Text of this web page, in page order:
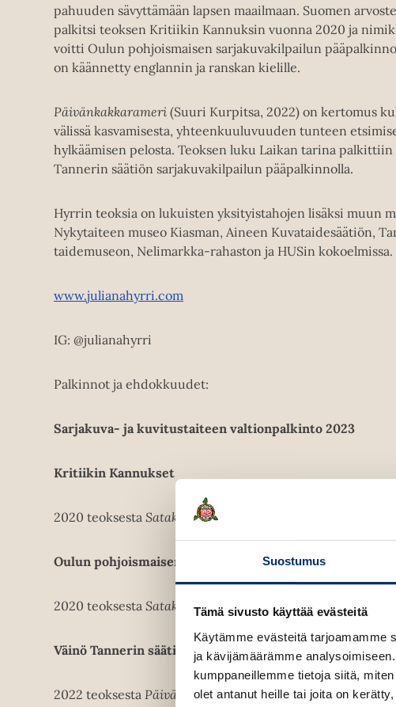
Suostumus
Tämä sivusto käyttää evästeitä
Käytämme evästeitä tarjoamamme
ja kävijämäärämme
kumppaneillemme tietoja siitä,
olet antanut heille tai joita on
pahuuden sävyttämään lapsen maailmaan. Suomen
palkitsi teoksen Kritiikin Kannuksin vuonna 2020 ja
voitti Oulun pohjoismaisen sarjakuvakilpailun
on käännetty englannin ja ranskan kielille.
Päivänkakkarameri (Suuri Kurpitsa, 2022) on kertomus
välissä kasvamisesta, yhteenkuuluvuuden tunteen
hylkäämisen pelosta. Teoksen luku Laikan tarina palkittiin
Tannerin säätiön sarjakuvakilpailun pääpalkinnolla.
Hyrrin teoksia on lukuisten yksityistahojen lisäksi muun
Nykytaiteen museo Kiasman, Aineen Kuvataidesäätiön,
taidemuseon, Nelimarkka-rahaston ja HUSin kokoelmissa.
www.julianahyrri.com
IG: @julianahyrri
Palkinnot ja ehdokkuudet:
Sarjakuva- ja kuvitustaiteen valtionpalkinto 2023
Kritiikin Kannukset
2020 teoksesta Satakieli joka ei laulanut
Oulun pohjoismaisen sarjakuvakilpailun pääpalkinto
2020 teoksesta Satakieli joka ei laulanut(nimikkonovelli)
Väinö Tannerin säätiön sarjakuvakilpailu
2022 teoksesta Päivänkakkarameri (luku Laikan tarina)